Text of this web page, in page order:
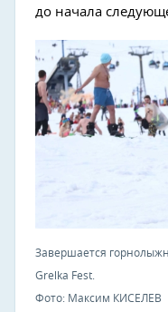
до начала
Завершается
Grelka Fest.
Фото: Максим КИСЕЛЕВ